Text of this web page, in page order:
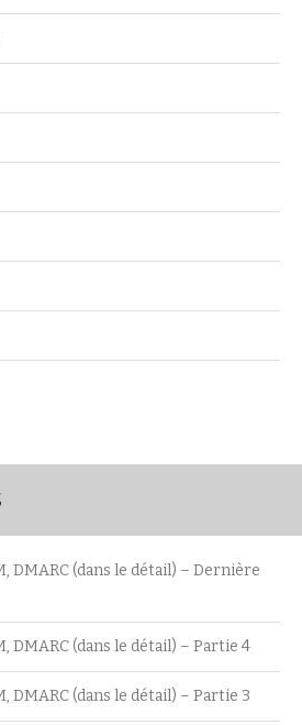
DMARC (dans le détail) – Dernière
DMARC (dans le détail) – Partie 4
DMARC (dans le détail) – Partie 3